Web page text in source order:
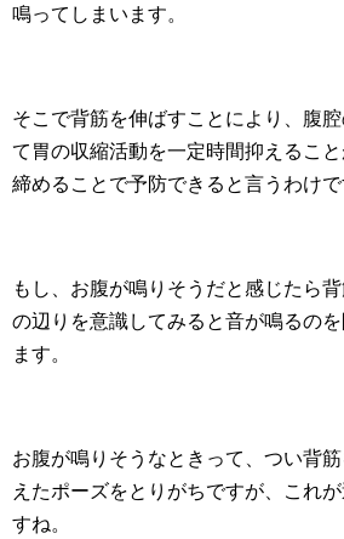
鳴ってしまいます。
そこで背筋を伸ばすことにより、腹
て胃の収縮活動を一定時間抑えるこ
締めることで予防できると言うわけで
もし、お腹が鳴りそうだと感じたら
の辺りを意識してみると音が鳴るの
ます。
お腹が鳴りそうなときって、つい背
えたポーズをとりがちですが、これ
すね。